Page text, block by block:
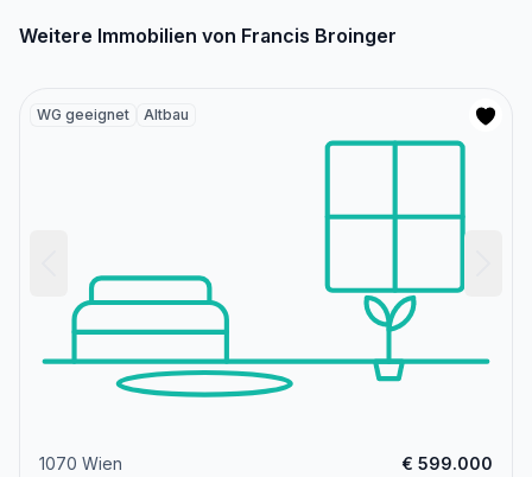
Weitere Immobilien von Francis Broinger
WG geeignet Altbau
1070 Wien € 599.000